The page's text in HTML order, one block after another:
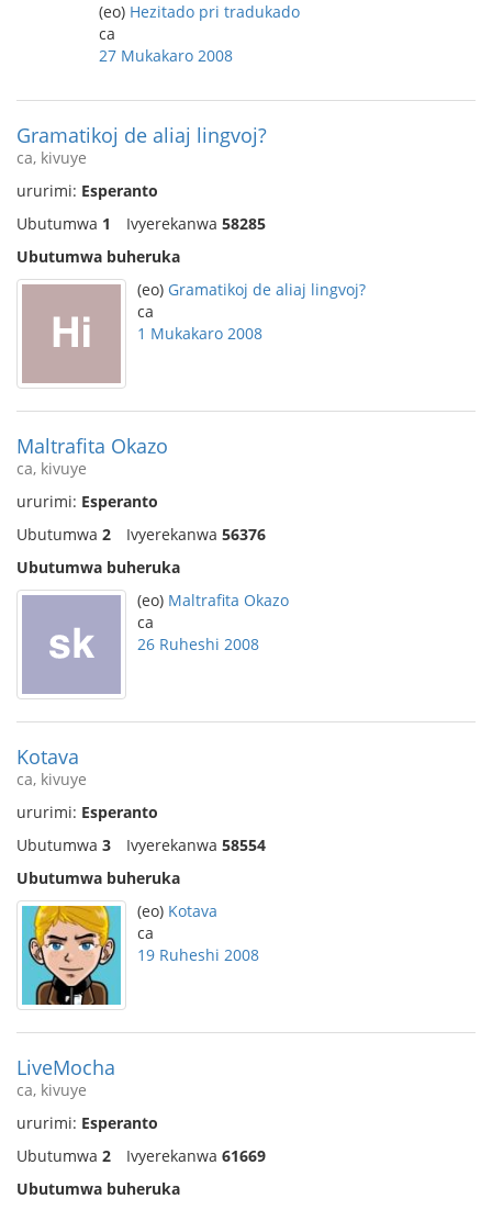
(eo) Hezitado pri tradukado
ca
27 Mukakaro 2008
Gramatikoj de aliaj lingvoj?
ca, kivuye
ururimi: Esperanto
Ubutumwa 1 Ivyerekanwa 58285
Ubutumwa buheruka
(eo) Gramatikoj de aliaj lingvoj?
ca
1 Mukakaro 2008
Maltrafita Okazo
ca, kivuye
ururimi: Esperanto
Ubutumwa 2 Ivyerekanwa 56376
Ubutumwa buheruka
(eo) Maltrafita Okazo
ca
26 Ruheshi 2008
Kotava
ca, kivuye
ururimi: Esperanto
Ubutumwa 3 Ivyerekanwa 58554
Ubutumwa buheruka
(eo) Kotava
ca
19 Ruheshi 2008
LiveMocha
ca, kivuye
ururimi: Esperanto
Ubutumwa 2 Ivyerekanwa 61669
Ubutumwa buheruka